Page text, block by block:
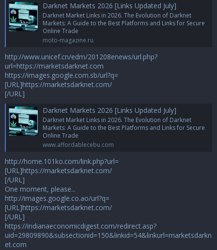
Darknet Markets 2026 [Links Updated July]
Darknet Market Links in 2026. The Evolution of Darknet
Markets: A Guide to the Best Platforms and Links for Secure
Online Trade
moto-magazine.ru
http://www.unicef.cn/edm/201208enews/url.php?
url=https://marketsdarknet.com
https://images.google.com.sb/url?q=
[URL]https://marketsdarknet.com/
[/URL]
Darknet Markets 2026 [Links Updated July]
Darknet Market Links in 2026. The Evolution of Darknet
Markets: A Guide to the Best Platforms and Links for Secure
Online Trade
www.affordablecebu.com
http://home.101ko.com/link.php?url=
[URL]https://marketsdarknet.com/
[/URL]
One moment, please...
http://images.google.co.ao/url?q=
[URL]https://marketsdarknet.com/
[/URL]
https://indianaeconomicdigest.com/redirect.asp?
uid=29809890&subsectionid=150&linkid=54&linkurl=marketsdarkn
et.com